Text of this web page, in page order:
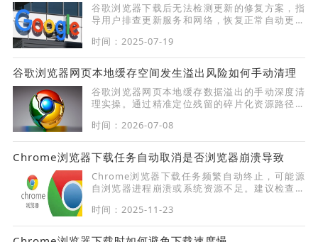
谷歌浏览器下载后无法检测更新的修复方案，指
导用户排查更新服务和网络，恢复正常自动更新
时间：2025-07-19
谷歌浏览器网页本地缓存空间发生溢出风险如何手动清理
谷歌浏览器网页本地缓存数据溢出的手动深度清
理实操。通过精准定位残留的碎片化资源路径并
溢出导致的渲染异常。
时间：2026-07-08
Chrome浏览器下载任务自动取消是否浏览器崩溃导致
Chrome浏览器下载任务频繁自动终止，可能源
自浏览器进程崩溃或系统资源不足。建议检查后
时间：2025-11-23